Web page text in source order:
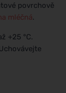
povrchově
mléčná.
+25 °C.